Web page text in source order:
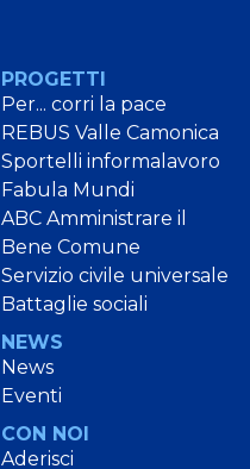
PROGETTI
Per... corri la pace
REBUS Valle Camonica
Sportelli informalavoro
Fabula Mundi
ABC Amministrare il
Bene Comune
Servizio civile universale
Battaglie sociali
NEWS
News
Eventi
CON NOI
Aderisci